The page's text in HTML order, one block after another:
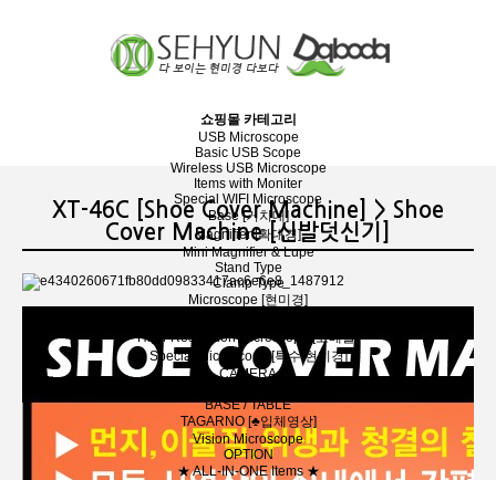
쇼핑몰 카테고리
USB Microscope
Basic USB Scope
Wireless USB Microscope
Items with Moniter
Special WIFI Microscope
Base [거치대]
Magnifier [확대경]
Mini Magnifier & Lupe
Stand Type
Clamp Type
Microscope [현미경]
High-Resolution Microscope [고배율]
Special Microscope [특수 현미경]
CAMERA
BASE / TABLE
TAGARNO [♣입체영상]
Vision Microscope
OPTION
★ ALL-IN-ONE Items ★
XT-46C [Shoe Cover Machine] > Shoe
Cover Machine [신발덧신기]